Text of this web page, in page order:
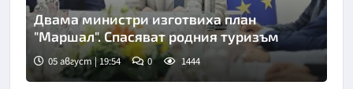
Двама министри изготвиха план
"Маршал". Спасяват родния туризъм
05 август | 19:54 0 1444